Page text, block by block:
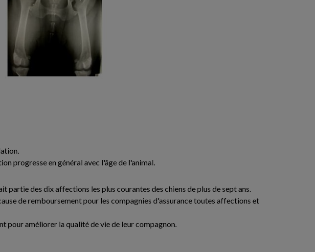
progresse en général avec l'âge de l'animal.
partie des dix affections les plus courantes des chiens de plus de sept ans.
de remboursement pour les compagnies d'assurance toutes affections et
pour améliorer la qualité de vie de leur compagnon.